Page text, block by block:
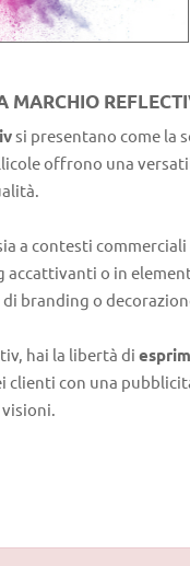
MARCHIO
si presentano come la
offrono una
a contesti
o in
branding o
hai la libertà di
con una